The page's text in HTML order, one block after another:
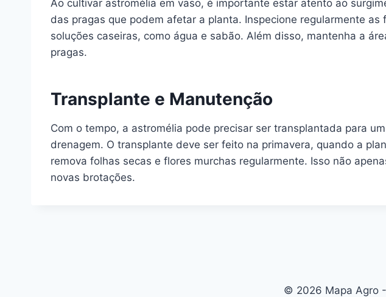
Ao cultivar astromélia em vaso, é importante estar atento ao
das pragas que podem afetar a planta. Inspecione regularmente
soluções caseiras, como água e sabão. Além disso, mantenha a
pragas.
Transplante e Manutenção
Com o tempo, a astromélia pode precisar ser transplantada para
drenagem. O transplante deve ser feito na primavera, quando a
remova folhas secas e flores murchas regularmente. Isso não
novas brotações.
© 2026 Mapa Agro